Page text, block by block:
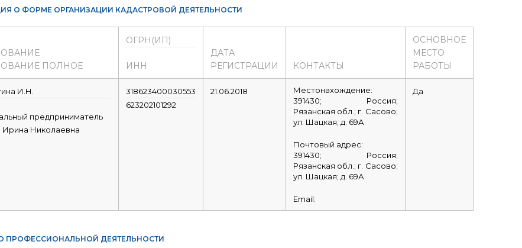
О ФОРМЕ ОРГАНИЗАЦИИ КАДАСТРОВОЙ ДЕЯТЕЛЬНОСТИ
ПОЛНОЕ
ОГРН(ИП)
ИНН
ДАТА
РЕГИСТРАЦИИ
КОНТАКТЫ
ОСНОВНОЕ
МЕСТО
РАБОТЫ
И.Н.
предприниматель
Ирина Николаевна
318623400030553
623202101292
21.06.2018
Местонахождение:
391430; Россия;
Рязанская обл.; г. Сасово;
ул. Шацкая; д. 69А
Почтовый адрес:
391430; Россия;
Рязанская обл.; г. Сасово;
ул. Шацкая; д. 69А
Email:
Да
ПРОФЕССИОНАЛЬНОЙ ДЕЯТЕЛЬНОСТИ